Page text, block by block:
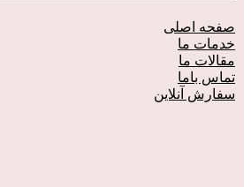
صفحه اصلی
خدمات ما
مقالات ما
تماس باما
سفارش آنلاین